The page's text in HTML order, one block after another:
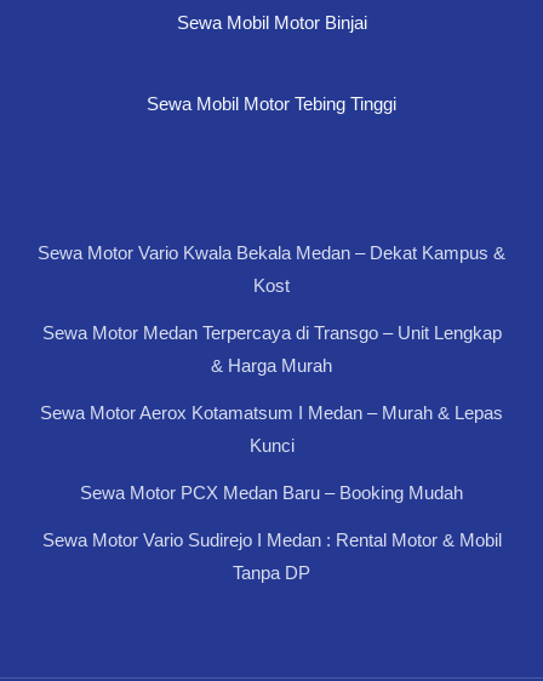
Sewa Mobil Motor Binjai
Sewa Mobil Motor Tebing Tinggi
Sewa Motor Vario Kwala Bekala Medan – Dekat Kampus &
Kost
Sewa Motor Medan Terpercaya di Transgo – Unit Lengkap
& Harga Murah
Sewa Motor Aerox Kotamatsum I Medan – Murah & Lepas
Kunci
Sewa Motor PCX Medan Baru – Booking Mudah
Sewa Motor Vario Sudirejo I Medan : Rental Motor & Mobil
Tanpa DP